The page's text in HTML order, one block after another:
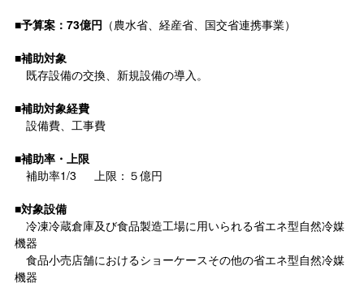
■予算案：73億円 （農水省、経産省、国交省連携事業）
■補助対象
既存設備の交換、新規設備の導入。
■補助対象経費
設備費、工事費
■補助率・上限
補助率1/3 上限：５億円
■対象設備
冷凍冷蔵倉庫及び食品製造工場に用いられる省エネ型自然冷媒
機器
食品小売店舗におけるショーケースその他の省エネ型自然冷媒
機器